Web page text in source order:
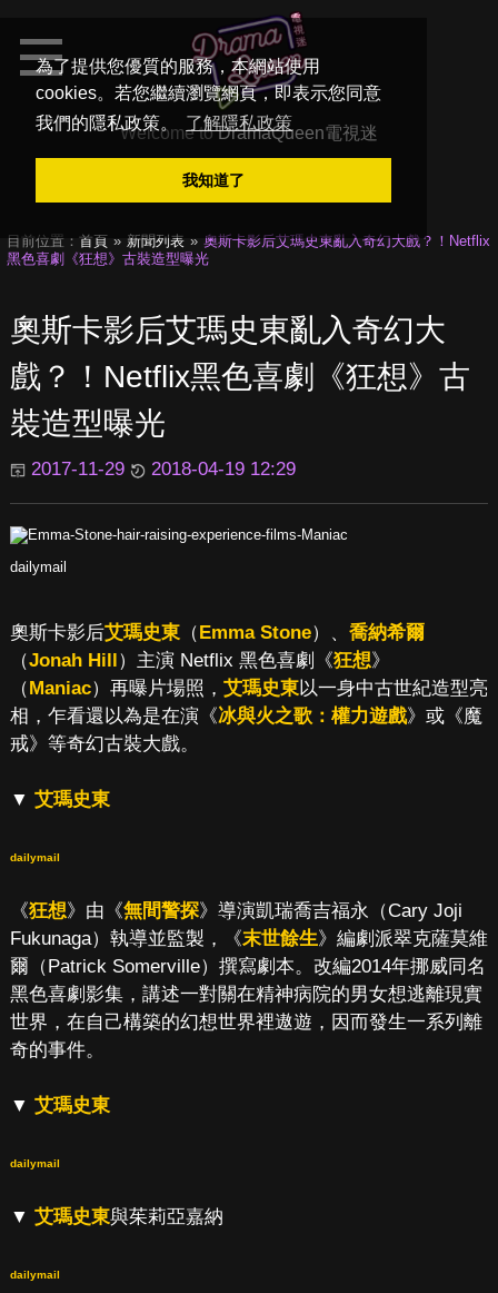
為了提供您優質的服務，本網站使用
cookies。若您繼續瀏覽網頁，即表示您同意
我們的隱私政策。
了解隱私政策
我知道了
Welcome toDramaQueen電視迷
目前位置： 首頁 新聞列表
奧斯卡影后艾瑪史東亂入奇幻大戲？！Netflix
黑色喜劇《狂想》古裝造型曝光
奧斯卡影后艾瑪史東亂入奇幻大
戲？！Netflix黑色喜劇《狂想》古
裝造型曝光
2017-11-29 2018-04-19 12:29
dailymail
奧斯卡影后艾瑪史東（Emma Stone）、 喬納希爾
（Jonah Hill）主演 Netflix 黑色喜劇《狂想》
（Maniac）再曝片場照， 艾瑪史東以一身中古世紀造型亮
相，乍看還以為是在演《冰與火之歌：權力遊戲》或《魔
戒》等奇幻古裝大戲。
▼ 艾瑪史東
dailymail
《狂想》由《無間警探》導演凱瑞喬吉福永（Cary Joji
Fukunaga）執導並監製，《末世餘生》編劇派翠克薩莫維
爾（Patrick Somerville）撰寫劇本。改編2014年挪威同名
黑色喜劇影集，講述一對關在精神病院的男女想逃離現實
世界，在自己構築的幻想世界裡遨遊，因而發生一系列離
奇的事件。
▼ 艾瑪史東
dailymail
▼ 艾瑪史東與茱莉亞嘉納
dailymail